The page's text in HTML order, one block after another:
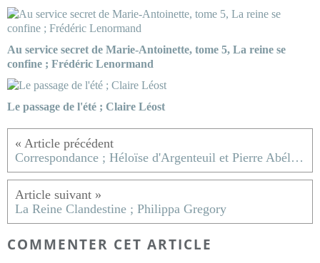
Au service secret de Marie-Antoinette, tome 5, La reine se
confine ; Frédéric Lenormand
Le passage de l'été ; Claire Léost
Correspondance ; Héloïse d'Argenteuil et Pierre Abélard
La Reine Clandestine ; Philippa Gregory
COMMENTER CET ARTICLE